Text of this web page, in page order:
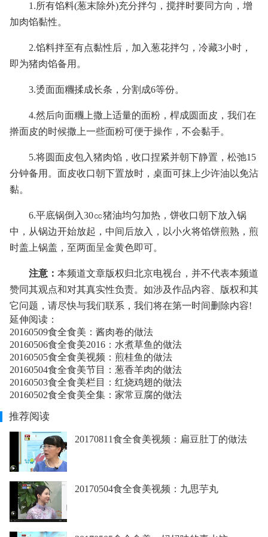
1.所有馅料(葱末除外)充分拌匀，搅拌时要同方向，增
加肉馅黏性。
2.馅料拌至有点黏性后，加入葱花拌匀，冷藏3小时，
即为猪肉馅备用。
3.烫面面糰揉成长条，分割成6等份。
4.然后向面糰上撒上适量的面粉，桿成圆面皮，我们在
擀面皮的时候撒上一些面粉可便于操作，不会黏手。
5.将圆面皮包入猪肉馅，收口捏紧并朝下静置，松弛15
分钟备用。面皮收口朝下置放时，桌面可抹上少许油以免沾
黏。
6.平底锅倒入30㏄猪油均匀加热，饼收口朝下放入锅
中，从锅边开始放起，中间后放入，以小火将馅饼煎熟，煎
时盖上锅盖，至两面呈金黄色即可。
注意： 本频道文章版权归北京电视台，并不代表本频道
赞同其观点和对其真实性负责。如涉及作品内容、版权和其
它问题，请尽快与我们联系，我们将在第一时间删除内容!
延伸阅读：
20160509食全食美：酱肉卷的做法
20160506食全食美2016：水煮草鱼的做法
20160505食全食美视频：煎桂鱼的做法
20160504食全食美节目：葱香羊肉的做法
20160503食全食美栏目：红烧鸡翅的做法
20160502食全食美全集：家常豆腐的做法
推荐阅读
20170811食全食美视频：扁豆肚丁的做法
20170504食全食美视频：九思芋丸